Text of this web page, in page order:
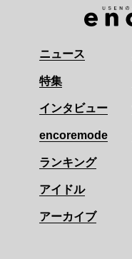
ニュース
特集
インタビュー
encoremode
ランキング
アイドル
アーカイブ